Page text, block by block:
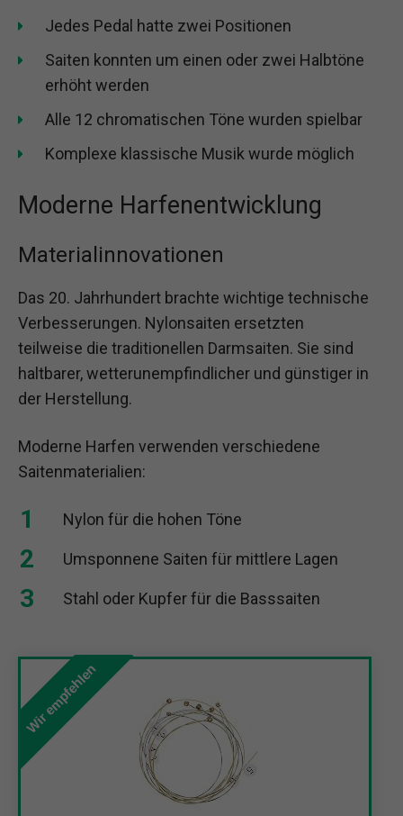
Jedes Pedal hatte zwei Positionen
Saiten konnten um einen oder zwei Halbtöne
erhöht werden
Alle 12 chromatischen Töne wurden spielbar
Komplexe klassische Musik wurde möglich
Moderne Harfenentwicklung
Materialinnovationen
Das 20. Jahrhundert brachte wichtige technische
Verbesserungen. Nylonsaiten ersetzten
teilweise die traditionellen Darmsaiten. Sie sind
haltbarer, wetterunempfindlicher und günstiger in
der Herstellung.
Moderne Harfen verwenden verschiedene
Saitenmaterialien:
Nylon für die hohen Töne
Umsponnene Saiten für mittlere Lagen
Stahl oder Kupfer für die Basssaiten
Wir empfehlen